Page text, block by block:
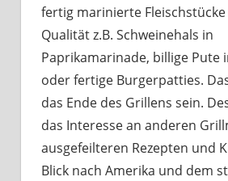
fertig marinierte
Qualität z.B. Schweinehals in
Paprikamarinade, billige Pute
oder fertige Burgerpatties.
das Ende des Grillens sein.
das Interesse an anderen
ausgefeilteren Rezepten und
Blick nach Amerika und dem